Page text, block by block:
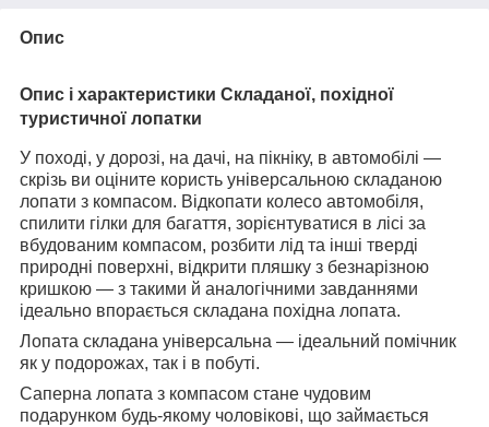
Опис
Опис і характеристики Складаної, похідної
туристичної лопатки
У поході, у дорозі, на дачі, на пікніку, в автомобілі —
скрізь ви оціните користь універсальною складаною
лопати з компасом. Відкопати колесо автомобіля,
спилити гілки для багаття, зорієнтуватися в лісі за
вбудованим компасом, розбити лід та інші тверді
природні поверхні, відкрити пляшку з безнарізною
кришкою — з такими й аналогічними завданнями
ідеально впорається складана похідна лопата.
Лопата складана універсальна — ідеальний помічник
як у подорожах, так і в побуті.
Саперна лопата з компасом стане чудовим
подарунком будь-якому чоловікові, що займається